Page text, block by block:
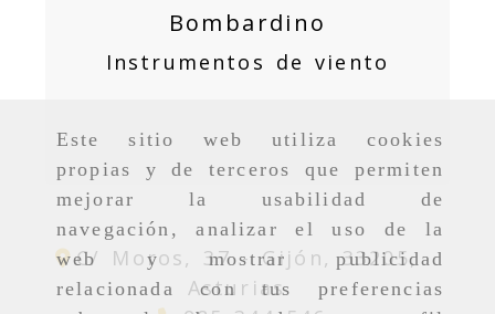
Este sitio web utiliza cookies
propias y de terceros que permiten
mejorar la usabilidad de
navegación, analizar el uso de la
web y mostrar publicidad
relacionada con tus preferencias
Bombardino
Instrumentos de viento
C/ Moros, 37 -Gijón,33205,
Asturias